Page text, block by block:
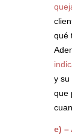
qué
y su
que
e) –